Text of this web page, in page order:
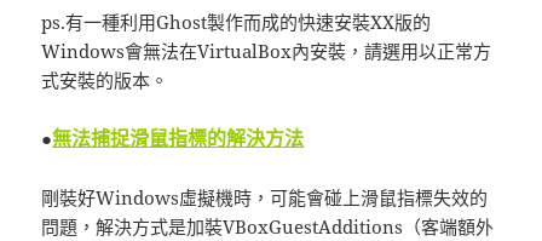
ps.有一種利用Ghost製作而成的快速安裝XX版的
Windows會無法在VirtualBox內安裝，請選用以正常方
式安裝的版本。
●無法捕捉滑鼠指標的解決方法
剛裝好Windows虛擬機時，可能會碰上滑鼠指標失效的
問題，解決方式是加裝VBoxGuestAdditions（客端額外